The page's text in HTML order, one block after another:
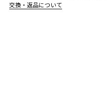
交換・返品について